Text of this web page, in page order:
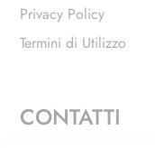
Privacy Policy
Termini di Utilizzo
CONTATTI